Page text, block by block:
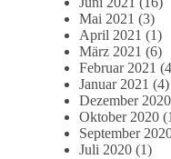
Mai 2021 (3)
April 2021 (1)
März 2021 (6)
Februar 2021
Januar 2021 (4)
Dezember 2020
Oktober 2020
September
Juli 2020 (1)